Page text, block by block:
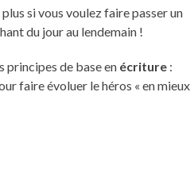
si vous voulez faire passer un
du jour au lendemain !
principes de base en écriture :
faire évoluer le héros « en mieux